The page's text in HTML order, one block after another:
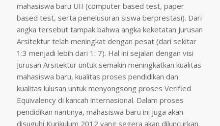
mahasiswa baru UII (computer based test, paper
based test, serta penelusuran siswa berprestasi). Dari
angka tersebut tampak bahwa angka keketatan Jurusan
Arsitektur telah meningkat dengan pesat (dari sekitar
1:3 menjadi lebih dari 1: 7). Hal ini sejalan dengan visi
Jurusan Arsitektur untuk semakin meningkatkan kualitas
mahasiswa baru, kualitas proses pendidikan dan
kualitas lulusan untuk menyongsong proses Verified
Equivalency di kancah internasional. Dalam proses
pendidikan nantinya, mahasiswa baru ini juga akan
disuguhi Kurikulum 2012 yang segera akan diluncurkan.